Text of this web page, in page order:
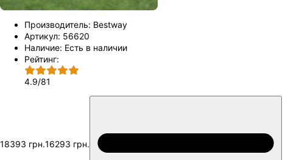
Производитель: Bestway
Артикул: 56620
Наличие: Есть в наличии
Рейтинг:
4.9/81
18393 грн.16293 грн.